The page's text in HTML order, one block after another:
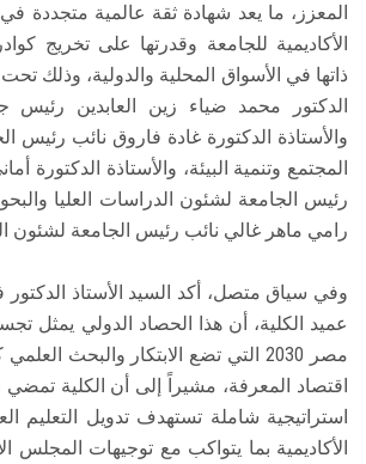
المعزز، ما يعد شهادة ثقة عالمية متجددة
الأكاديمية للجامعة وقدرتها على تخريج
ذاتها في الأسواق المحلية والدولية، وذلك
الدكتور محمد ضياء زين العابدين
والأستاذة الدكتورة غادة فاروق نائب رئيس
المجتمع وتنمية البيئة، والأستاذة الدكتورة
رئيس الجامعة لشئون الدراسات العليا
رامي ماهر غالي نائب رئيس الجامعة لشئون
​وفي سياق متصل، أكد السيد الأستاذ
عميد الكلية، أن هذا الحصاد الدولي يمثل
مصر 2030 التي تضع الابتكار والبحث
اقتصاد المعرفة، مشيراً إلى أن الكلية
استراتيجية شاملة تستهدف تدويل التعليم
الأكاديمية بما يتواكب مع توجيهات المجلس